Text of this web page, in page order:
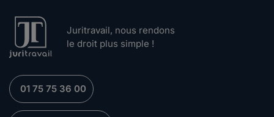
Juritravail, nous rendons
le droit plus simple !
01 75 75 36 00